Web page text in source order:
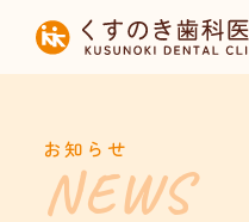
HOME
診療内容
お知らせ